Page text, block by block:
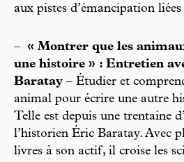
aux pistes d’émancipation
–
« Montrer que les
une histoire » : Entretien
Baratay – Étudier et
animal pour écrire une autre
Telle est depuis une trentaine
l’historien Éric Baratay. Avec
livres à son actif, il croise les